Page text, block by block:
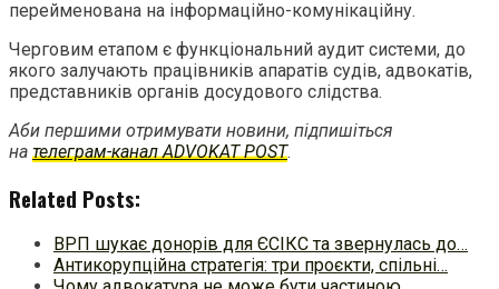
перейменована на інформаційно-комунікаційну.
Черговим етапом є функціональний аудит системи, до
якого залучають працівників апаратів судів, адвокатів,
представників органів досудового слідства.
Аби першими отримувати новини, підпишіться
на телеграм-канал ADVOKAT POST.
Related Posts:
ВРП шукає донорів для ЄСІКС та звернулась до…
Антикорупційна стратегія: три проєкти, спільні…